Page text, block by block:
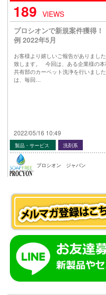
189 VIEWS
プロシオンで新規案件獲得
例 2022年5月
お客様より嬉しいご報告がありまし
致します。 今回は、ある企業様の
共有部のカーペット洗浄を行いまし
は、毎回…
2022/05/16 10:49
製品・サービス 洗剤系
プロシオン ジャパン